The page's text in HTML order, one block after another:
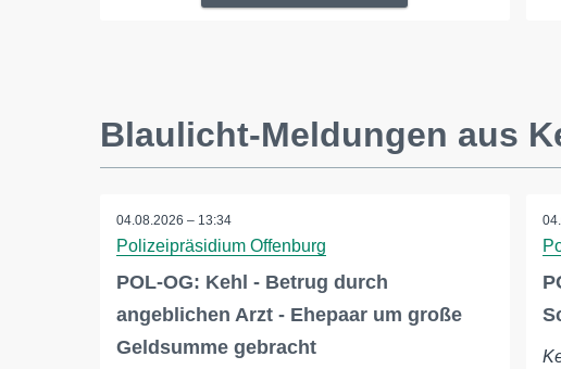
Blaulicht-Meldungen aus
04.08.2026 – 13:34
Polizeipräsidium Offenburg
POL-OG: Kehl - Betrug durch
angeblichen Arzt - Ehepaar um große
Geldsumme gebracht